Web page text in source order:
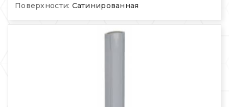
Поверхности: Сатинированная